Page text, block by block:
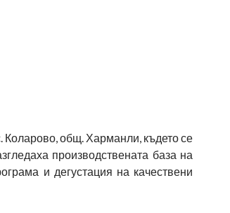
Коларово, общ. Харманли, където се
производствената база на
и дегустация на качествени